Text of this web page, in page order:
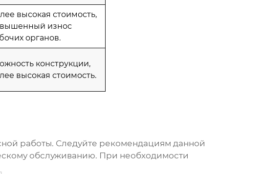
высокая стоимость,
износ
органов.
конструкции,
высокая стоимость.
работы. Следуйте рекомендациям данной
обслуживанию. При необходимости